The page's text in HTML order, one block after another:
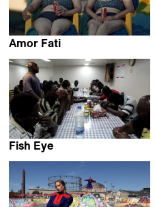
Amor Fati
Fish Eye